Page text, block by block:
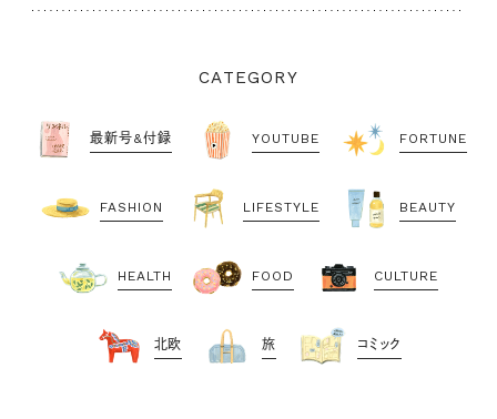
CATEGORY
最新号&付録 YOUTUBE FORTUNE
FASHION LIFESTYLE BEAUTY
HEALTH FOOD CULTURE
北欧 旅 コミック